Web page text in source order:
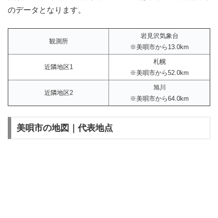
のデータとなります。
観測所
岩見沢気象台
※美唄市から13.0km
近隣地区1
札幌
※美唄市から52.0km
近隣地区2
旭川
※美唄市から64.0km
美唄市の地図｜代表地点